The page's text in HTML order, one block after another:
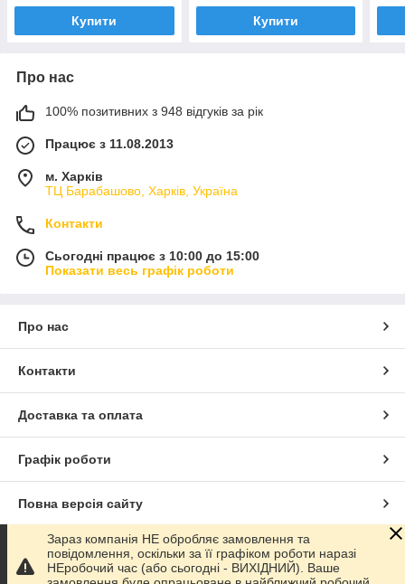
Купити Купити
Про нас
100% позитивних з 948 відгуків за рік
Працює з 11.08.2013
м. Харків
ТЦ Барабашово, Харків, Україна
Контакти
Сьогодні працює з 10:00 до 15:00
Показати весь графік роботи
Про нас
Контакти
Доставка та оплата
Графік роботи
Повна версія сайту
Сайт створено на маркетплейсіProm.ua
Зараз компанія НЕ обробляє замовлення та
повідомлення, оскільки за її графіком роботи наразі
НЕробочий час (або сьогодні - ВИХІДНИЙ). Ваше